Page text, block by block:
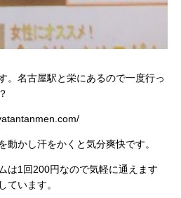
。名古屋駅と栄にあるので一度行っ
動かし汗をかくと気分爽快です。
は1回200円なので気軽に通えます
ています。